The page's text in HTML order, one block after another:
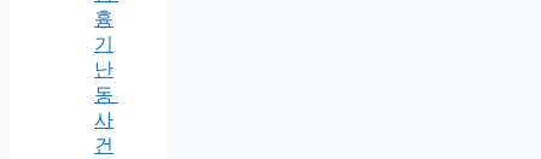
흉
기
난
동
사
건